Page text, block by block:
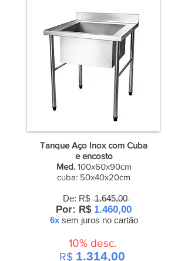
Tanque Aço Inox com Cuba
e encosto
Med. 100x60x90cm
cuba: 50x40x20cm
De: R$ ̶1̶.̶6̶4̶5̶,̶0̶0̶
Por: R$ 1.460,00
6x sem juros no cartão
10% desc.
R$ 1.314,00